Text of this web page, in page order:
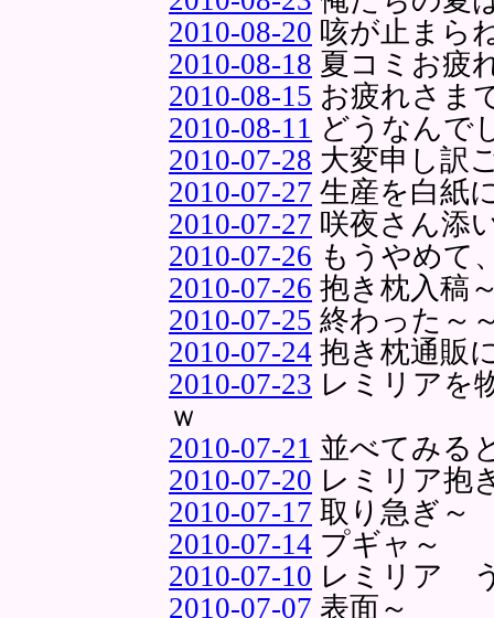
2010-08-20 咳が止まら
2010-08-18 夏コミお疲
2010-08-15 お疲れさま
2010-08-11 どうなんで
2010-07-28 大変申し訳
2010-07-27 生産を白紙
2010-07-27 咲夜さん添
2010-07-26 もうやめて
2010-07-26 抱き枕入稿
2010-07-25 終わった～
2010-07-24 抱き枕通販
2010-07-23 レミリアを
ｗ
2010-07-21 並べてみる
2010-07-20 レミリア抱
2010-07-17 取り急ぎ～
2010-07-14 プギャ～
2010-07-10 レミリア
2010-07-07 表面～